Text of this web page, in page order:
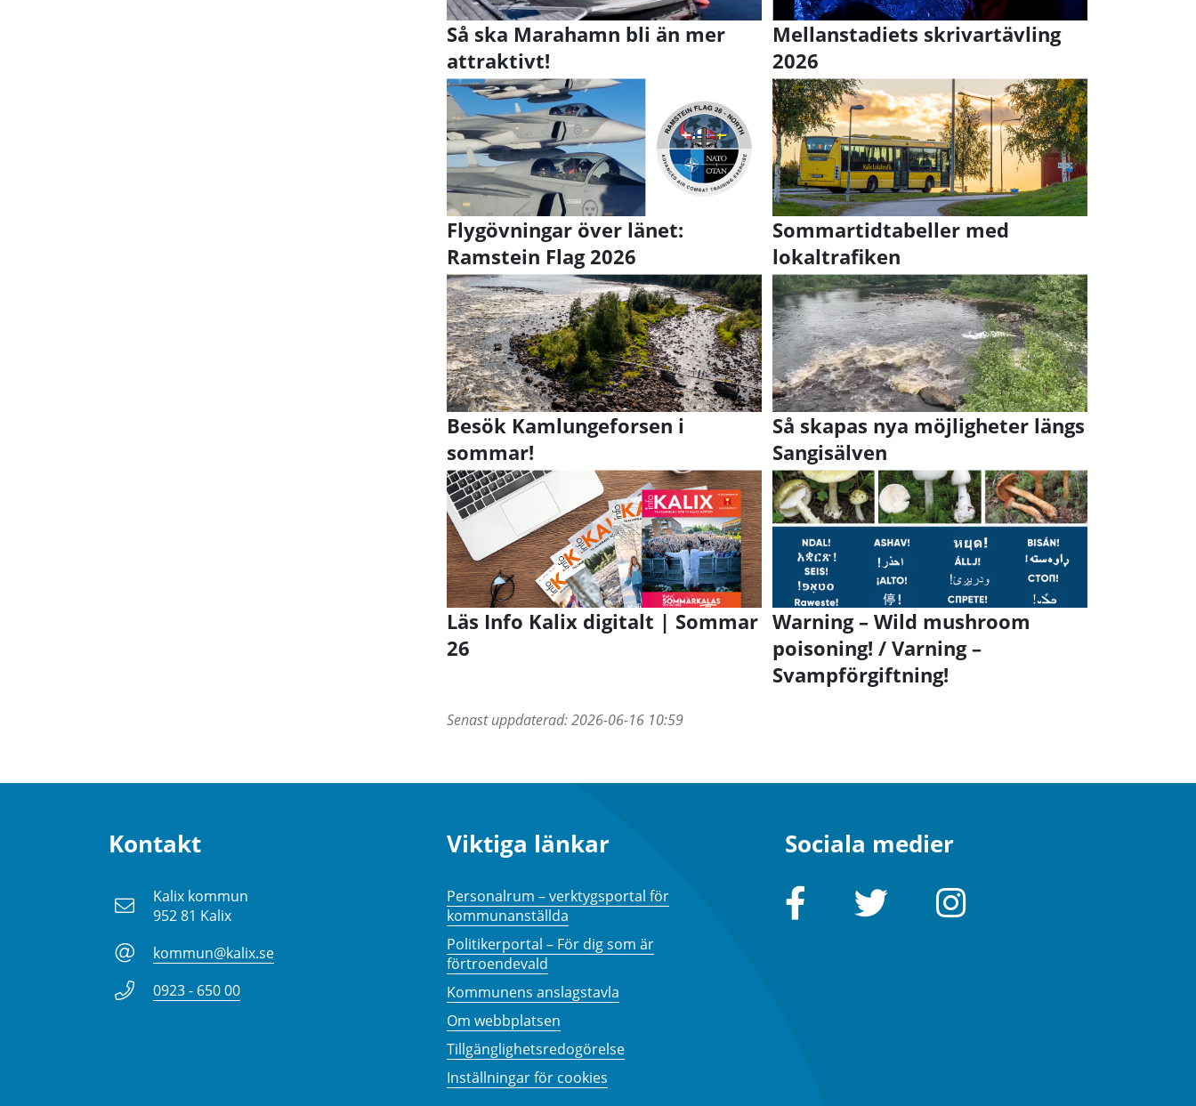
Så ska Marahamn bli än mer
attraktivt!
Mellanstadiets skrivartävling
2026
Flygövningar över länet:
Ramstein Flag 2026
Sommartidtabeller med
lokaltrafiken
Besök Kamlungeforsen i
sommar!
Så skapas nya möjligheter längs
Sangisälven
Läs Info Kalix digitalt | Sommar
26
Warning – Wild mushroom
poisoning! / Varning –
Svampförgiftning!
Senast uppdaterad:2026-06-16 10:59
Kontakt
Kalix kommun
952 81 Kalix
kommun@kalix.se
0923 - 650 00
Viktiga länkar
Personalrum – verktygsportal för
kommunanställda
Politikerportal – För dig som är
förtroendevald
Kommunens anslagstavla
Om webbplatsen
Tillgänglighetsredogörelse
Inställningar för cookies
Sociala medier
Facebook Twitter Instagram